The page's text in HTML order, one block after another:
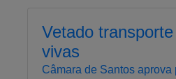
Vetado
vivas
Câmara de Santos